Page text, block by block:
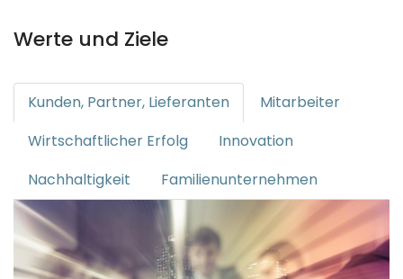
Werte und Ziele
Kunden, Partner, Lieferanten
Mitarbeiter
Wirtschaftlicher Erfolg
Innovation
Nachhaltigkeit
Familienunternehmen